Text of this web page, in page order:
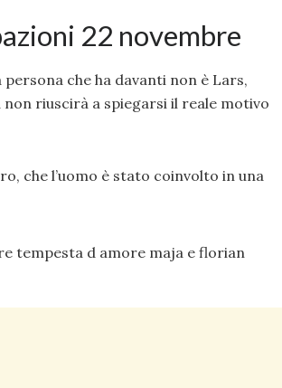
22 novembre
che ha davanti non è Lars,
riuscirà a spiegarsi il reale motivo
che l’uomo è stato coinvolto in una